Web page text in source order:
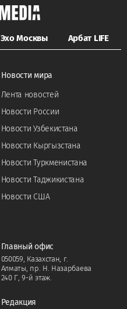
Эхо Москвы Арбат LIFE
Новости мира
Лента новостей
Новости России
Новости Узбекистана
Новости Кыргызстана
Новости Туркменистана
Новости Таджикистана
Новости США
Главный офис
050059, Казахстан, г.
Алматы, пр. Н. Назарбаева
240 Г, 9-й этаж.
Редакция